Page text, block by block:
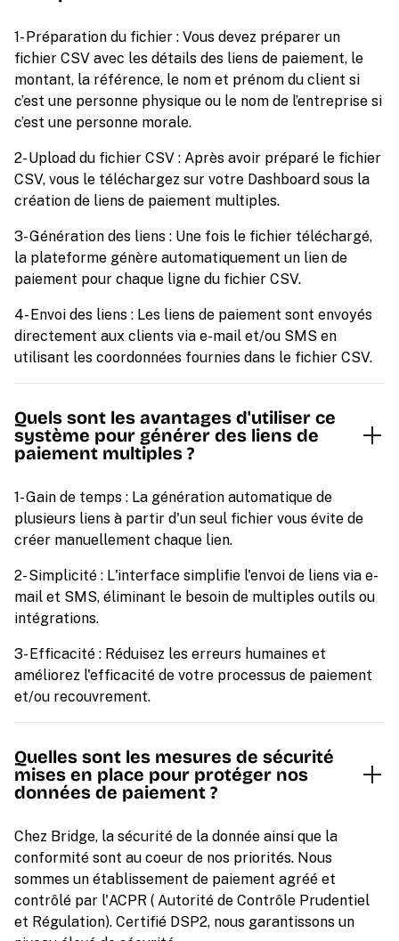
1- Préparation du fichier : Vous devez préparer un
fichier CSV avec les détails des liens de paiement, le
montant, la référence, le nom et prénom du client si
c’est une personne physique ou le nom de l’entreprise si
c’est une personne morale.
2- Upload du fichier CSV : Après avoir préparé le fichier
CSV, vous le téléchargez sur votre Dashboard sous la
création de liens de paiement multiples.
3- Génération des liens : Une fois le fichier téléchargé,
la plateforme génère automatiquement un lien de
paiement pour chaque ligne du fichier CSV.
4- Envoi des liens : Les liens de paiement sont envoyés
directement aux clients via e-mail et/ou SMS en
utilisant les coordonnées fournies dans le fichier CSV.
Quels sont les avantages d'utiliser ce
système pour générer des liens de
paiement multiples ?
1- Gain de temps : La génération automatique de
plusieurs liens à partir d'un seul fichier vous évite de
créer manuellement chaque lien.
2- Simplicité : L'interface simplifie l'envoi de liens via e-
mail et SMS, éliminant le besoin de multiples outils ou
intégrations.
3- Efficacité : Réduisez les erreurs humaines et
améliorez l'efficacité de votre processus de paiement
et/ou recouvrement.
Quelles sont les mesures de sécurité
mises en place pour protéger nos
données de paiement ?
Chez Bridge, la sécurité de la donnée ainsi que la
conformité sont au coeur de nos priorités. Nous
sommes un établissement de paiement agréé et
contrôlé par l'ACPR ( Autorité de Contrôle Prudentiel
et Régulation). Certifié DSP2, nous garantissons un